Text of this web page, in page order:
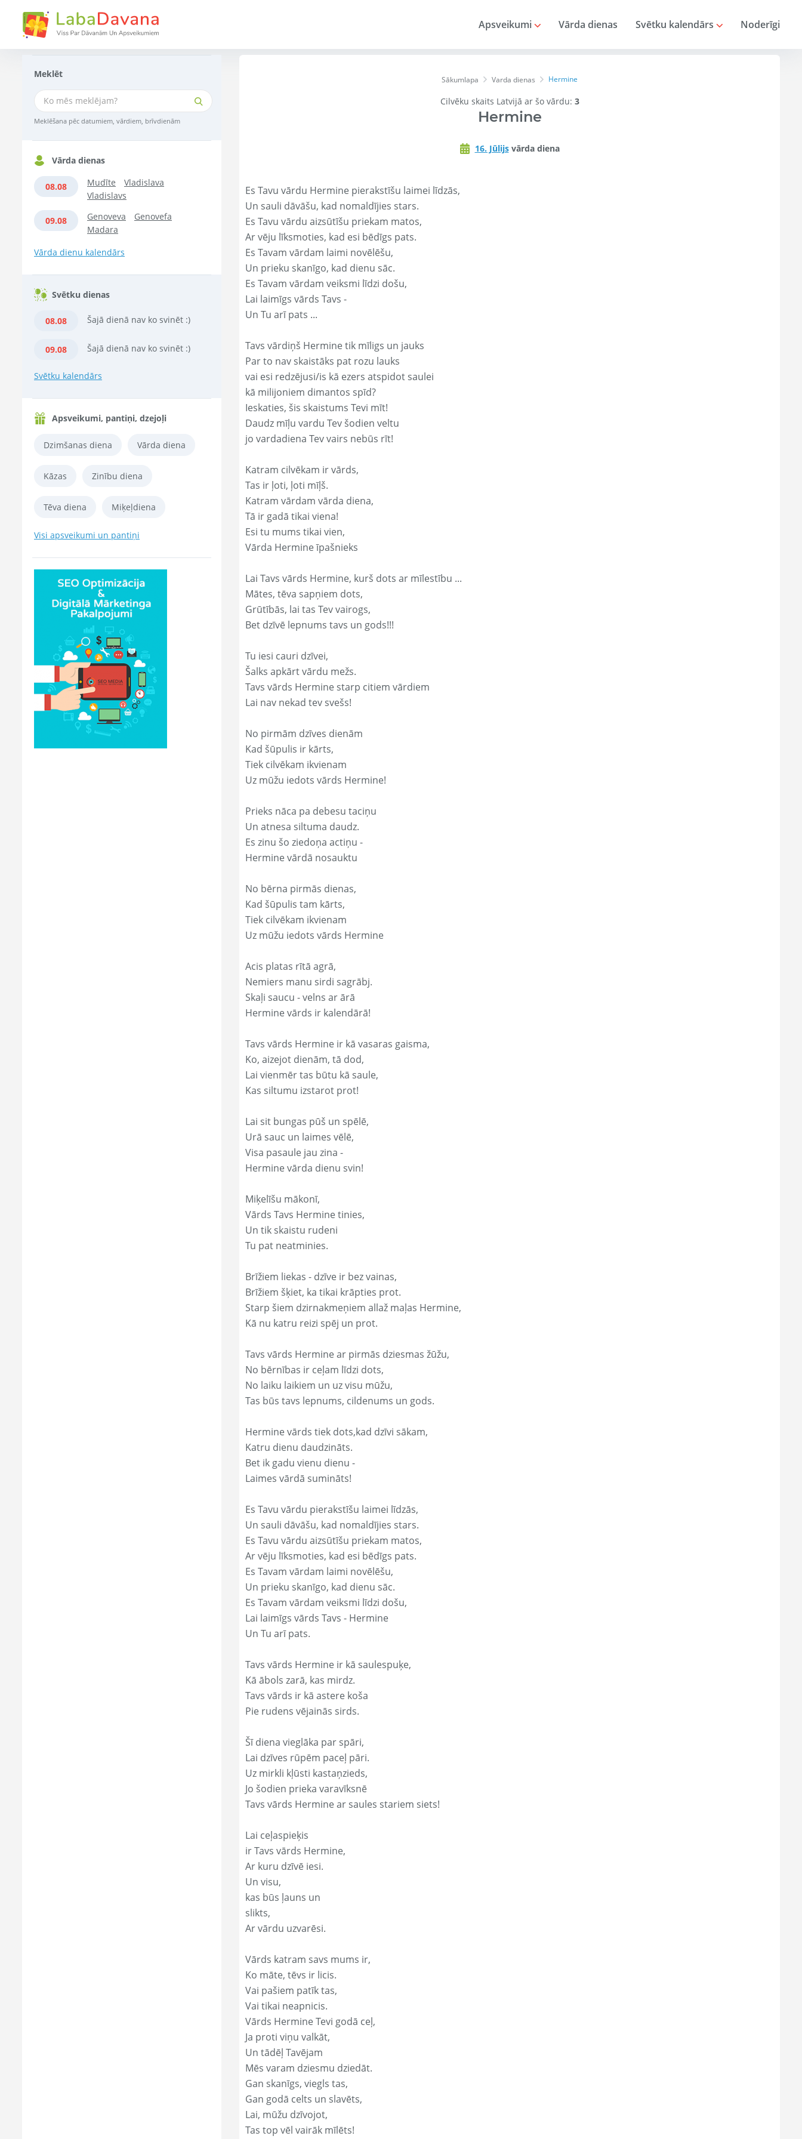
Apsveikumi Vārda dienas Svētku kalendārs Noderīgi
Meklēt
Meklēšana pēc datumiem, vārdiem, brīvdienām
Vārda dienas
08.08 Mudīte
Vladislava
Vladislavs
09.08 Genoveva
Genovefa
Madara
Vārda dienu kalendārs
Svētku dienas
08.08 Šajā dienā nav ko svinēt :)
09.08 Šajā dienā nav ko svinēt :)
Svētku kalendārs
Apsveikumi, pantiņi, dzejoļi
Dzimšanas diena Vārda diena
Kāzas Zinību diena
Tēva diena Miķeļdiena
Visi apsveikumi un pantiņi
Sākumlapa Varda dienas Hermine
Cilvēku skaits Latvijā ar šo vārdu: 3
Hermine
16. Jūlijsvārda diena
Es Tavu vārdu Hermine pierakstīšu laimei līdzās,
Un sauli dāvāšu, kad nomaldījies stars.
Es Tavu vārdu aizsūtīšu priekam matos,
Ar vēju līksmoties, kad esi bēdīgs pats.
Es Tavam vārdam laimi novēlēšu,
Un prieku skanīgo, kad dienu sāc.
Es Tavam vārdam veiksmi līdzi došu,
Lai laimīgs vārds Tavs -
Un Tu arī pats ...
Tavs vārdiņš Hermine tik mīligs un jauks
Par to nav skaistāks pat rozu lauks
vai esi redzējusi/is kā ezers atspidot saulei
kā milijoniem dimantos spīd?
Ieskaties, šis skaistums Tevi mīt!
Daudz mīļu vardu Tev šodien veltu
jo vardadiena Tev vairs nebūs rīt!
Katram cilvēkam ir vārds,
Tas ir ļoti, ļoti mīļš.
Katram vārdam vārda diena,
Tā ir gadā tikai viena!
Esi tu mums tikai vien,
Vārda Hermine īpašnieks
Lai Tavs vārds Hermine, kurš dots ar mīlestību ...
Mātes, tēva sapņiem dots,
Grūtībās, lai tas Tev vairogs,
Bet dzīvē lepnums tavs un gods!!!
Tu iesi cauri dzīvei,
Šalks apkārt vārdu mežs.
Tavs vārds Hermine starp citiem vārdiem
Lai nav nekad tev svešs!
No pirmām dzīves dienām
Kad šūpulis ir kārts,
Tiek cilvēkam ikvienam
Uz mūžu iedots vārds Hermine!
Prieks nāca pa debesu taciņu
Un atnesa siltuma daudz.
Es zinu šo ziedoņa actiņu -
Hermine vārdā nosauktu
No bērna pirmās dienas,
Kad šūpulis tam kārts,
Tiek cilvēkam ikvienam
Uz mūžu iedots vārds Hermine
Acis platas rītā agrā,
Nemiers manu sirdi sagrābj.
Skaļi saucu - velns ar ārā
Hermine vārds ir kalendārā!
Tavs vārds Hermine ir kā vasaras gaisma,
Ko, aizejot dienām, tā dod,
Lai vienmēr tas būtu kā saule,
Kas siltumu izstarot prot!
Lai sit bungas pūš un spēlē,
Urā sauc un laimes vēlē,
Visa pasaule jau zina -
Hermine vārda dienu svin!
Miķelīšu mākonī,
Vārds Tavs Hermine tinies,
Un tik skaistu rudeni
Tu pat neatminies.
Brīžiem liekas - dzīve ir bez vainas,
Brīžiem šķiet, ka tikai krāpties prot.
Starp šiem dzirnakmeņiem allaž maļas Hermine,
Kā nu katru reizi spēj un prot.
Tavs vārds Hermine ar pirmās dziesmas žūžu,
No bērnības ir ceļam līdzi dots,
No laiku laikiem un uz visu mūžu,
Tas būs tavs lepnums, cildenums un gods.
Hermine vārds tiek dots,kad dzīvi sākam,
Katru dienu daudzināts.
Bet ik gadu vienu dienu -
Laimes vārdā sumināts!
Es Tavu vārdu pierakstīšu laimei līdzās,
Un sauli dāvāšu, kad nomaldījies stars.
Es Tavu vārdu aizsūtīšu priekam matos,
Ar vēju līksmoties, kad esi bēdīgs pats.
Es Tavam vārdam laimi novēlēšu,
Un prieku skanīgo, kad dienu sāc.
Es Tavam vārdam veiksmi līdzi došu,
Lai laimīgs vārds Tavs - Hermine
Un Tu arī pats.
Tavs vārds Hermine ir kā saulespuķe,
Kā ābols zarā, kas mirdz.
Tavs vārds ir kā astere koša
Pie rudens vējainās sirds.
Šī diena vieglāka par spāri,
Lai dzīves rūpēm paceļ pāri.
Uz mirkli kļūsti kastaņzieds,
Jo šodien prieka varavīksnē
Tavs vārds Hermine ar saules stariem siets!
Lai ceļaspieķis
ir Tavs vārds Hermine,
Ar kuru dzīvē iesi.
Un visu,
kas būs ļauns un
slikts,
Ar vārdu uzvarēsi.
Vārds katram savs mums ir,
Ko māte, tēvs ir licis.
Vai pašiem patīk tas,
Vai tikai neapnicis.
Vārds Hermine Tevi godā ceļ,
Ja proti viņu valkāt,
Un tādēļ Tavējam
Mēs varam dziesmu dziedāt.
Gan skanīgs, viegls tas,
Gan godā celts un slavēts,
Lai, mūžu dzīvojot,
Tas top vēl vairāk mīlēts!